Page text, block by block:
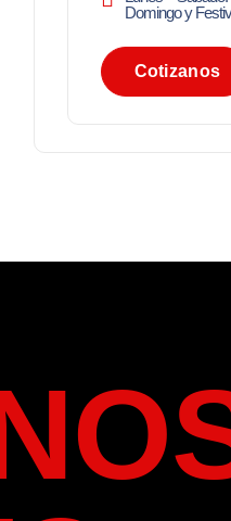
Domingo y
Cotizanos